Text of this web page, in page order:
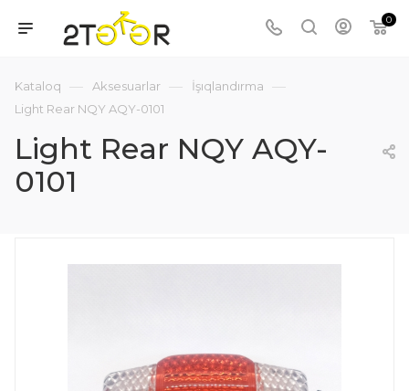
0
Kataloq — Aksesuarlar — İşıqlandırma —
Light Rear NQY AQY-0101
Light Rear NQY AQY-
0101